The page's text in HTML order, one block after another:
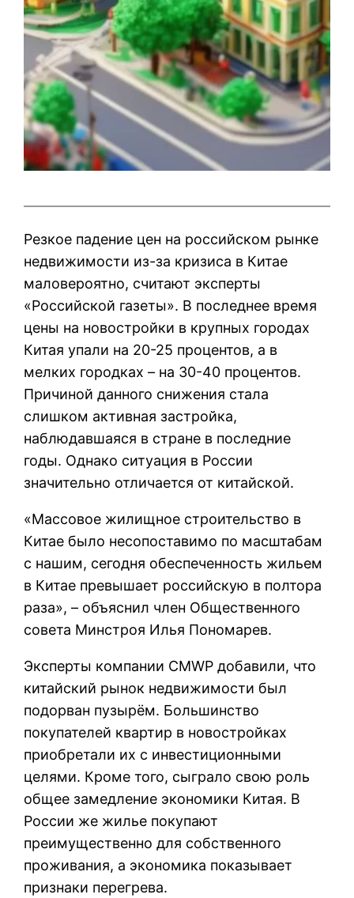
Резкое падение цен на российском рынке
недвижимости из-за кризиса в Китае
маловероятно, считают эксперты
«Российской газеты». В последнее время
цены на новостройки в крупных городах
Китая упали на 20-25 процентов, а в
мелких городках – на 30-40 процентов.
Причиной данного снижения стала
слишком активная застройка,
наблюдавшаяся в стране в последние
годы. Однако ситуация в России
значительно отличается от китайской.
«Массовое жилищное строительство в
Китае было несопоставимо по масштабам
с нашим, сегодня обеспеченность жильем
в Китае превышает российскую в полтора
раза», – объяснил член Общественного
совета Минстроя Илья Пономарев.
Эксперты компании CMWP добавили, что
китайский рынок недвижимости был
подорван пузырём. Большинство
покупателей квартир в новостройках
приобретали их с инвестиционными
целями. Кроме того, сыграло свою роль
общее замедление экономики Китая. В
России же жилье покупают
преимущественно для собственного
проживания, а экономика показывает
признаки перегрева.